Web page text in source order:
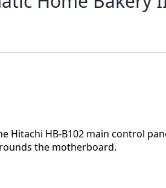
Hitachi HB-B102 main control
the motherboard.